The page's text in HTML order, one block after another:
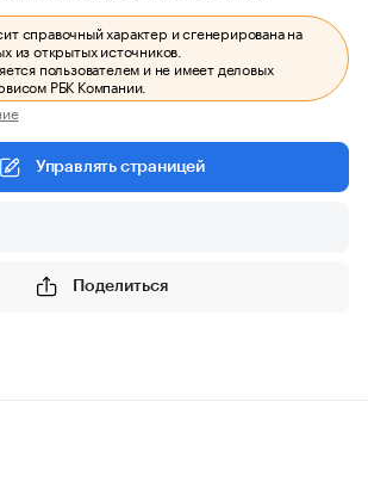
справочный характер и сгенерирована на
из открытых источников.
пользователем и не имеет деловых
РБК Компании.
Управлять страницей
Поделиться